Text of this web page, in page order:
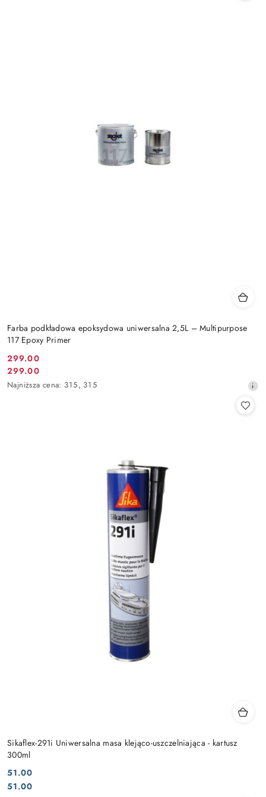
Farba podkładowa epoksydowa uniwersalna 2,5L – Multipurpose
117 Epoxy Primer
Cena
promocyjna:
299.00
Cena
promocyjna:
299.00
Najniższa
Najniższa cena: 315, 315
Sikaflex-291i Uniwersalna masa klejąco-uszczelniająca - kartusz
300ml
Cena:
51.00
Cena:
51.00